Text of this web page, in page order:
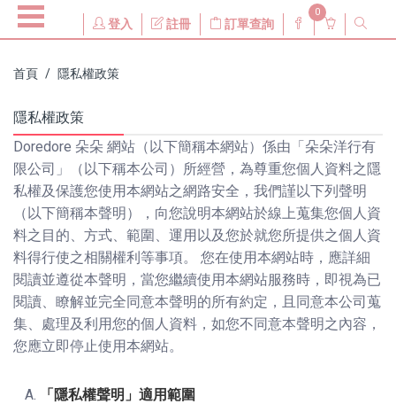
登入 註冊 訂單查詢
0
首頁 隱私權政策
隱私權政策
Doredore 朵朵 網站（以下簡稱本網站）係由「朵朵洋行有
限公司」（以下稱本公司）所經營，為尊重您個人資料之隱
私權及保護您使用本網站之網路安全，我們謹以下列聲明
（以下簡稱本聲明），向您說明本網站於線上蒐集您個人資
料之目的、方式、範圍、運用以及您於就您所提供之個人資
料得行使之相關權利等事項。 您在使用本網站時，應詳細
閱讀並遵從本聲明，當您繼續使用本網站服務時，即視為已
閱讀、瞭解並完全同意本聲明的所有約定，且同意本公司蒐
集、處理及利用您的個人資料，如您不同意本聲明之內容，
您應立即停止使用本網站。
「隱私權聲明」適用範圍